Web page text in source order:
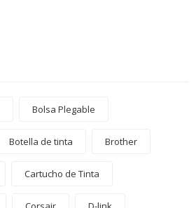
Bolsa Plegable
Botella de tinta Brother
Cartucho de Tinta